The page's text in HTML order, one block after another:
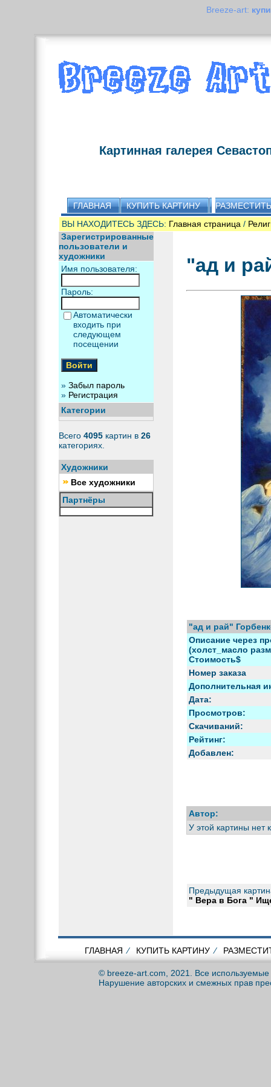
Breeze-art:
Картинная галерея
ГЛАВНАЯ КУПИТЬ КАРТИНУ
ВЫ НАХОДИТЕСЬ ЗДЕСЬ: Главная страница /
Зарегистрированные
пользователи и
художники
Имя пользователя:
Пароль:
Автоматически
входить при
следующем
посещении
» Забыл пароль
» Регистрация
Категории
Всего 4095картин в 26
категориях.
Художники
Все художники
Партнёры
"ад и
"ад и рай"
Описание через
(холст_масло
Стоимость$
Номер заказа
Дополнительная
Дата:
Просмотров:
Скачиваний:
Рейтинг:
Добавлен:
Автор:
У этой картины нет
Предыдущая
" Вера в Бога "
ГЛАВНАЯ ⁄ КУПИТЬ КАРТИНУ ⁄
© breeze-art.com, 2021. Все
Нарушение авторских и смежных прав